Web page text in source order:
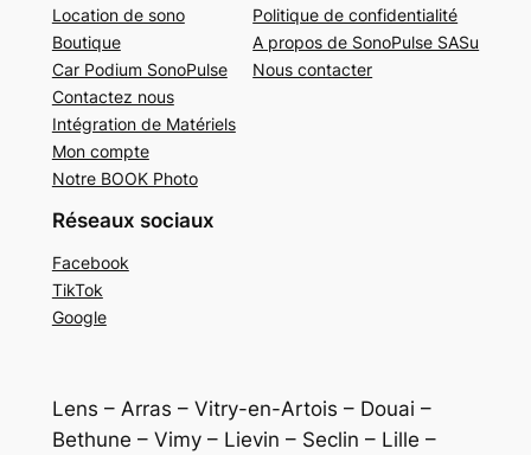
Location de sono
Boutique
Car Podium SonoPulse
Contactez nous
Intégration de Matériels
Mon compte
Notre BOOK Photo
Politique de confidentialité
A propos de SonoPulse SASu
Nous contacter
Réseaux sociaux
Facebook
TikTok
Google
Lens – Arras – Vitry-en-Artois – Douai –
Bethune – Vimy – Lievin – Seclin – Lille –